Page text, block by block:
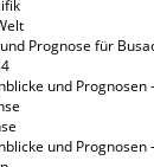
Prognose für
und Prognosen
und Prognosen